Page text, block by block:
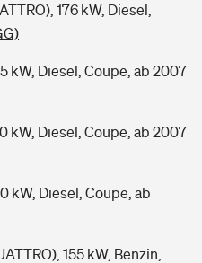
176 kW, Diesel,
kW, Diesel, Coupe, ab 2007
kW, Diesel, Coupe, ab 2007
kW, Diesel, Coupe, ab
155 kW, Benzin,